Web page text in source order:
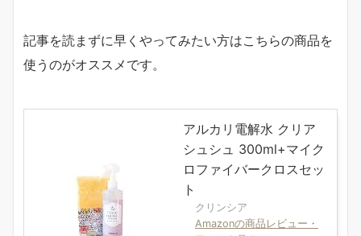
記事を読まずに早くやってみたい方はこちらの商品を
使うのがオススメです。
アルカリ電解水 クリア
シュシュ 300ml+マイク
ロファイバークロスセッ
ト
クリンシア
Amazonの商品レビュー・